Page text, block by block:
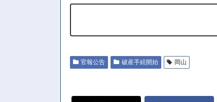
官報公告 破産手続開始 岡山